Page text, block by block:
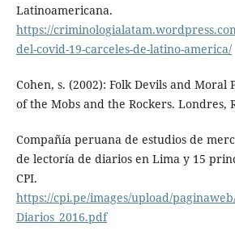
Latinoamericana.
https://
del-covid-19-carceles-de-latino-america/
Cohen, s. (2002): Folk Devils and Moral
of the Mobs and the Rockers. Londres,
Compañía peruana de estudios de
de lectoría de diarios en Lima y 15
CPI.
https://cpi.pe/images/upload/
Diarios_2016.pdf